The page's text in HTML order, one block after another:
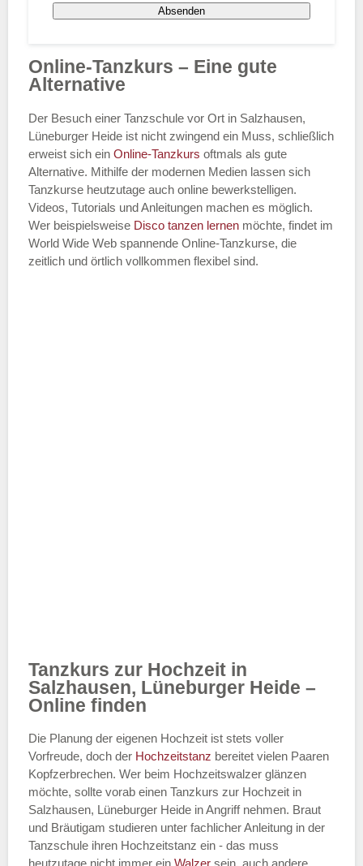
Absenden
Online-Tanzkurs – Eine gute
Alternative
Der Besuch einer Tanzschule vor Ort in Salzhausen,
Lüneburger Heide ist nicht zwingend ein Muss, schließlich
erweist sich ein Online-Tanzkurs oftmals als gute
Alternative. Mithilfe der modernen Medien lassen sich
Tanzkurse heutzutage auch online bewerkstelligen.
Videos, Tutorials und Anleitungen machen es möglich.
Wer beispielsweise Disco tanzen lernen möchte, findet im
World Wide Web spannende Online-Tanzkurse, die
zeitlich und örtlich vollkommen flexibel sind.
Tanzkurs zur Hochzeit in
Salzhausen, Lüneburger Heide –
Online finden
Die Planung der eigenen Hochzeit ist stets voller
Vorfreude, doch der Hochzeitstanz bereitet vielen Paaren
Kopfzerbrechen. Wer beim Hochzeitswalzer glänzen
möchte, sollte vorab einen Tanzkurs zur Hochzeit in
Salzhausen, Lüneburger Heide in Angriff nehmen. Braut
und Bräutigam studieren unter fachlicher Anleitung in der
Tanzschule ihren Hochzeitstanz ein - das muss